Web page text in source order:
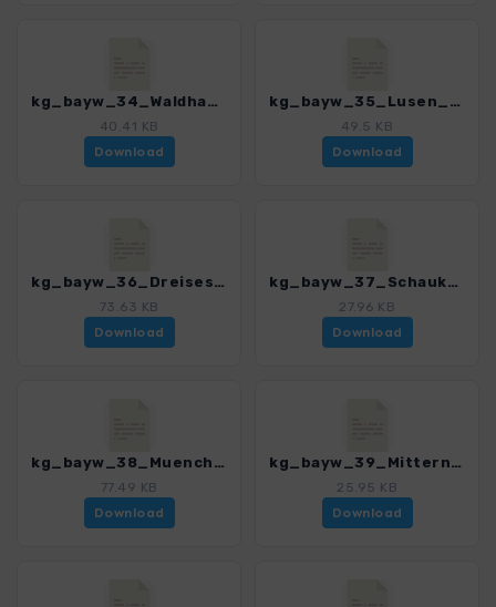
kg_bayw_34_Waldhaeuser_3189_1.gpx
40.41 KB
Download
kg_bayw_35_Lusen_3189_1.gpx
49.5 KB
Download
kg_bayw_36_Dreisesssel_3189_1.gpx
73.63 KB
Download
kg_bayw_37_Schaukelweg_3189_1.gpx
27.96 KB
Download
kg_bayw_38_Muenchen-Prag_3189_1.gpx
77.49 KB
Download
kg_bayw_39_Mitternacher_Ohe_3189_1.gpx
25.95 KB
Download